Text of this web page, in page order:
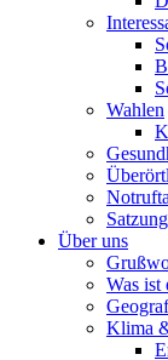
Wahlen
Über uns
Was ist
Klima